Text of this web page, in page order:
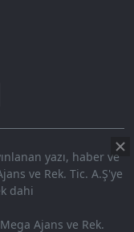
yazı, haber ve
ve Rek. Tic. A.Ş'ye
dahi
Ajans ve Rek.